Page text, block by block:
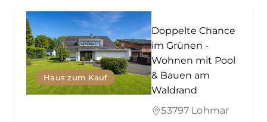
Haus zum Kauf
Doppelte Chance
im Grünen -
Wohnen mit Pool
& Bauen am
Waldrand
53797 Lohmar